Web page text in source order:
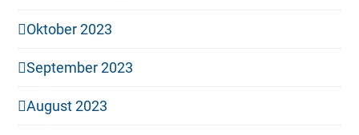
Oktober 2023
September 2023
August 2023